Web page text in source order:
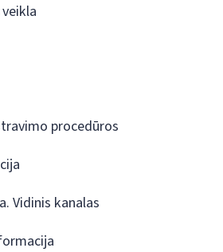
procedūros
Vidinis kanalas